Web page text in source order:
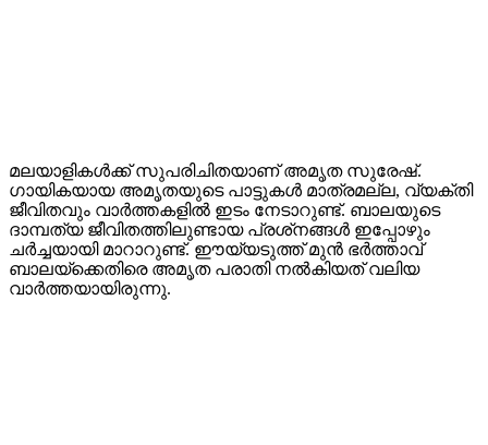
മലയാളികള്‍ക്ക് സുപരിചിതയാണ് അമൃത സുരേഷ്.
ഗായികയായ അമൃതയുടെ പാട്ടുകള്‍ മാത്രമല്ല, വ്യക്തി
ജീവിതവും വാര്‍ത്തകളില്‍ ഇടം നേടാറുണ്ട്. ബാലയുടെ
ദാമ്പത്യ ജീവിതത്തിലുണ്ടായ പ്രശ്‌നങ്ങള്‍ ഇപ്പോഴും
ചര്‍ച്ചയായി മാറാറുണ്ട്. ഈയ്യടുത്ത് മുന്‍ ഭര്‍ത്താവ്
ബാലയ്‌ക്കെതിരെ അമൃത പരാതി നല്‍കിയത് വലിയ
വാര്‍ത്തയായിരുന്നു.